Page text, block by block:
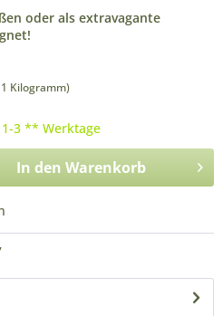
oder als extravagante
Kilogramm)
3 ** Werktage
In den Warenkorb